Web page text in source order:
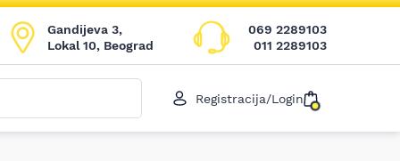
Gandijeva 3,
Lokal 10, Beograd
069 2289103
011 2289103
Registracija/Login